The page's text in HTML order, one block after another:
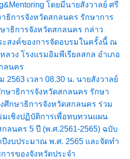
โดยมีนายสังวาลย์ ศรี
ธิการจังหวัดสกลนคร รักษาการ
าธิการจังหวัดสกลนคร กล่าว
ะสงค์ของการจัดอบรมในครั้งนี้ ณ
ลวง โรงแรมอิมพีเรียลสกล อำเภอ
ลนคร
2563 เวลา 08.30 น. นายสังวาลย์
ษาธิการจังหวัดสกลนคร รักษา
ศึกษาธิการจังหวัดสกลนคร ร่วม
มเชิงปฏิบัติการเพื่อทบทวนแผน
ลนคร 5 ปี (พ.ศ.2561-2565) ฉบับ
งบประมาณ พ.ศ. 2565 และจัดทำ
ารของจังหวัดประจำ